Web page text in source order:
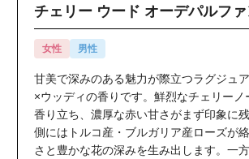
チェリー ウード オーデパルフ
女性 男性
甘美で深みのある魅力が際立つラグジュ
×ウッディの香りです。鮮烈なチェリーノ
香り立ち、濃厚な赤い甘さがまず印象に
側にはトルコ産・ブルガリア産ローズが
さと豊かな花の深みを生み出します。一